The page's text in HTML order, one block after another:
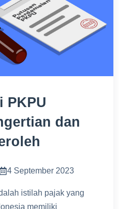
PKPU
dan
4 September 2023
istilah pajak yang
memiliki